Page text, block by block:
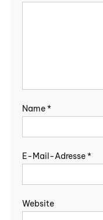
Name*
E-Mail-Adresse*
Website